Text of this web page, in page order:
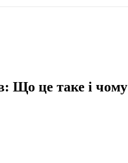
Що це таке і чому